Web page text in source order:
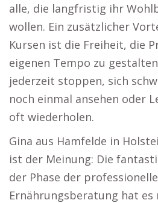
alle, die langfristig ihr
wollen. Ein zusätzlicher
Kursen ist die Freiheit, die
eigenen Tempo zu
jederzeit stoppen, sich
noch einmal ansehen oder
oft wiederholen.
Gina aus Hamfelde in
ist der Meinung: Die
der Phase der
Ernährungsberatung hat